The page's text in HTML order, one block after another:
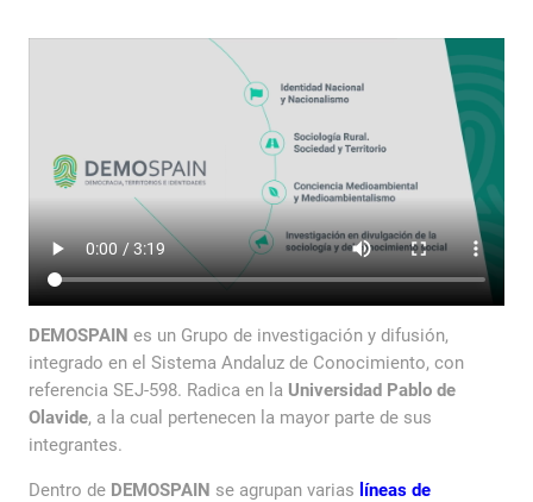
DEMOSPAIN es un Grupo de investigación y difusión,
integrado en el Sistema Andaluz de Conocimiento, con
referencia SEJ-598. Radica en la Universidad Pablo de
Olavide, a la cual pertenecen la mayor parte de sus
integrantes.
Dentro de DEMOSPAIN se agrupan varias líneas de